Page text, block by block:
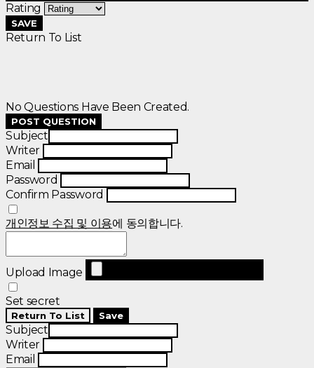
Rating
SAVE
Return To List
No Questions Have Been Created.
POST QUESTION
Subject
Writer
Email
Password
Confirm Password
개인정보 수집 및 이용에 동의합니다.
Upload Image
Set secret
Return To List Save
Subject
Writer
Email